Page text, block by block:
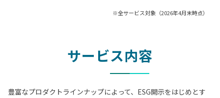
※全サービス対象（2026年4月末時点）
サービス内容
豊富なプロダクトラインナップによって、ESG開示をはじめとす